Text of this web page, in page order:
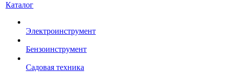
Каталог
Электроинструмент
Бензоинструмент
Садовая техника